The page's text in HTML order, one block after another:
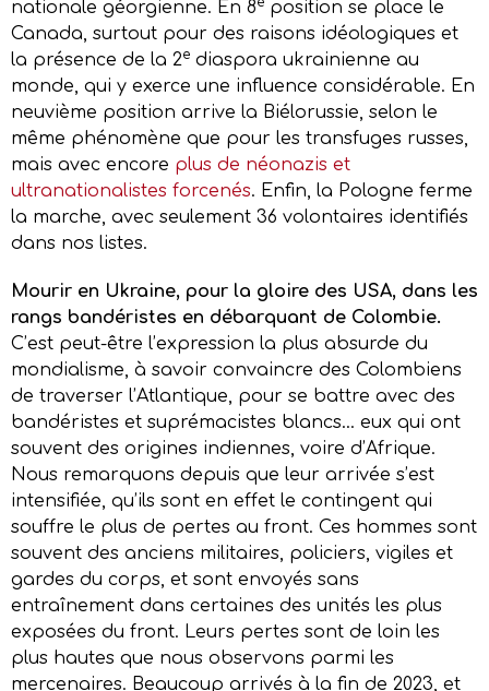
nationale géorgienne. En 8
position se place le
Canada, surtout pour des raisons idéologiques et
la présence de la 2e diaspora ukrainienne au
monde, qui y exerce une influence considérable. En
neuvième position arrive la Biélorussie, selon le
même phénomène que pour les transfuges russes,
mais avec encore plus de néonazis et
ultranationalistes forcenés. Enfin, la Pologne ferme
la marche, avec seulement 36 volontaires identifiés
dans nos listes.
Mourir en Ukraine, pour la gloire des USA, dans les
rangs bandéristes en débarquant de Colombie.
C’est peut-être l’expression la plus absurde du
mondialisme, à savoir convaincre des Colombiens
de traverser l’Atlantique, pour se battre avec des
bandéristes et suprémacistes blancs… eux qui ont
souvent des origines indiennes, voire d’Afrique.
Nous remarquons depuis que leur arrivée s’est
intensifiée, qu’ils sont en effet le contingent qui
souffre le plus de pertes au front. Ces hommes sont
souvent des anciens militaires, policiers, vigiles et
gardes du corps, et sont envoyés sans
entraînement dans certaines des unités les plus
exposées du front. Leurs pertes sont de loin les
plus hautes que nous observons parmi les
mercenaires. Beaucoup arrivés à la fin de 2023, et